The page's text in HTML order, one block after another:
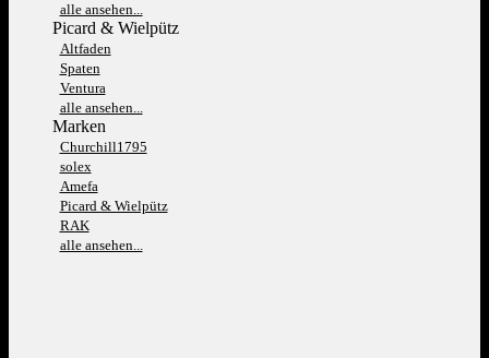
alle ansehen...
Picard & Wielpütz
Altfaden
Spaten
Ventura
alle ansehen...
Marken
Churchill1795
solex
Amefa
Picard & Wielpütz
RAK
alle ansehen...